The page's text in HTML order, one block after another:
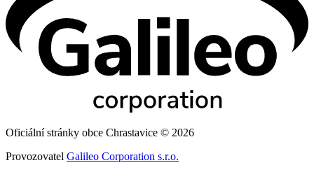
Oficiální stránky obce Chrastavice © 2026
Provozovatel Galileo Corporation s.r.o.